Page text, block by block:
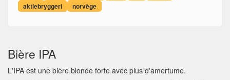
aktiebryggeri
norvège
Bière IPA
L'IPA est une bière blonde forte avec plus d'amertume.